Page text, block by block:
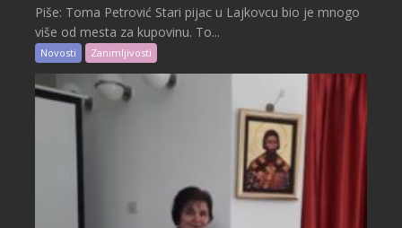
Piše: Toma Petrović Stari pijac u Lajkovcu bio je mnogo
više od mesta za kupovinu. To...
Novosti Zanimljivosti